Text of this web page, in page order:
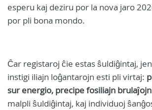
esperu kaj deziru por la nova jaro
por pli bona mondo.
Ĉar registaroj ĉie estas ŝuldiĝintaj,
instigi iliajn loĝantarojn esti pli virtaj:
sur energio, precipe fosiliajn brulaĵojn
malpli ŝuldiĝintaj, kaj individuoj